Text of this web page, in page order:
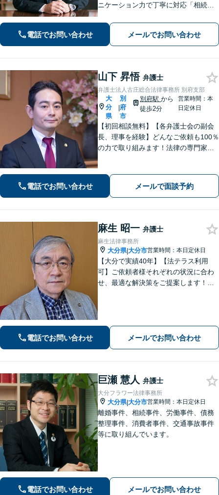
ニケーション力で丁寧に対応「相続／
からの未払い賃料回収）／刑事事件
（私選）」のご相談はお任せください
【事前予約で土日・夜間対応可】【大
分駅9分】
電話でお問い合わせ メールでお問い合わせ
山下 昇悟 弁護士
弁護士法人古庄総合法律事務所 別府支部
大
分
県
|
別
府
市
別府駅から
徒歩2分
営業時間：本
日定休日
【初回相談無料】【各弁護士会の副会
長、理事を経験】どんなご依頼も100％
の力で取り組みます！法律の専門家と
拠点ある地域密着型の事務所】
電話でお問い合わせ メールで面談予約
麻生 昭一 弁護士
麻生法律事務所
大分県|大分市営業時間：本日定休日
【大分で実績40年】【法テラス利用
可】ご依頼者様それぞれの状況に合わ
せ、最適な解決策をご提案します！緊
す。どうぞお気軽にお話しください。
【休日面談可】
電話でお問い合わせ メールでお問い合わせ
巨瀬 慧人 弁護士
大分フラワー法律事務所
大分県|大分市営業時間：本日定休日
離婚事件、相続事件、労働事件、債務
整理事件、消費者事件、交通事故事件
等に取り組んでいます。
電話でお問い合わせ メールでお問い合わせ